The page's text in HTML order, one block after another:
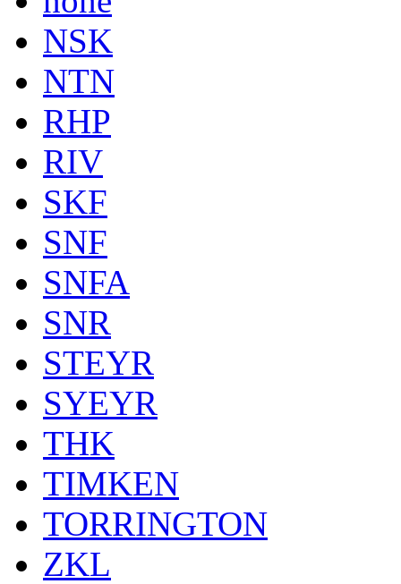
NSK
NTN
RHP
RIV
SKF
SNF
SNFA
SNR
STEYR
SYEYR
THK
TIMKEN
TORRINGTON
ZKL